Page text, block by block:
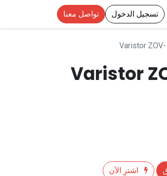
تسجيل الدخول تواصل معنا
Varistor
Varistor
اشترِ الآن